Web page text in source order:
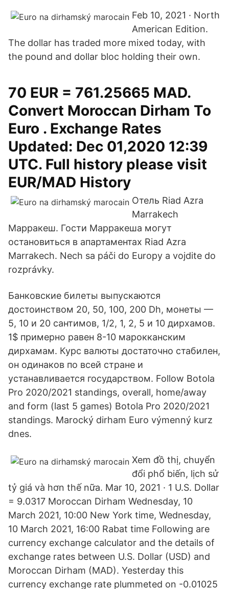
Feb 10, 2021 · North
American Edition.
The dollar has traded more mixed today, with
the pound and dollar bloc holding their own.
70 EUR = 761.25665 MAD.
Convert Moroccan Dirham To
Euro . Exchange Rates
Updated: Dec 01,2020 12:39
UTC. Full history please visit
EUR/MAD History
Отель Riad Azra
Marrakech
Марракеш. Гости Марракеша могут
остановиться в апартаментах Riad Azra
Marrakech. Nech sa páči do Europy a vojdite do
rozprávky.
Банковские билеты выпускаются
достоинством 20, 50, 100, 200 Dh, монеты —
5, 10 и 20 сантимов, 1/2, 1, 2, 5 и 10 дирхамов.
1$ примерно равен 8-10 марокканским
дирхамам. Курс валюты достаточно стабилен,
он одинаков по всей стране и
устанавливается государством. Follow Botola
Pro 2020/2021 standings, overall, home/away
and form (last 5 games) Botola Pro 2020/2021
standings. Marocký dirham Euro výmenný kurz
dnes.
Xem đồ thị, chuyển
đổi phổ biến, lịch sử
tỷ giá và hơn thế nữa. Mar 10, 2021 · 1 U.S. Dollar
= 9.0317 Moroccan Dirham Wednesday, 10
March 2021, 10:00 New York time, Wednesday,
10 March 2021, 16:00 Rabat time Following are
currency exchange calculator and the details of
exchange rates between U.S. Dollar (USD) and
Moroccan Dirham (MAD). Yesterday this
currency exchange rate plummeted on -0.01025